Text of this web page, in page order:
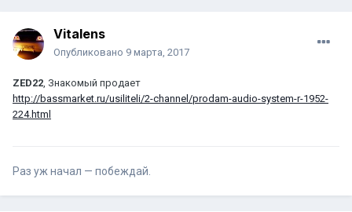
Vitalens
Опубликовано 9 марта, 2017
ZED22, Знакомый продает
http://bassmarket.ru/usiliteli/2-channel/prodam-audio-system-r-1952-
224.html
Раз уж начал — побеждай.